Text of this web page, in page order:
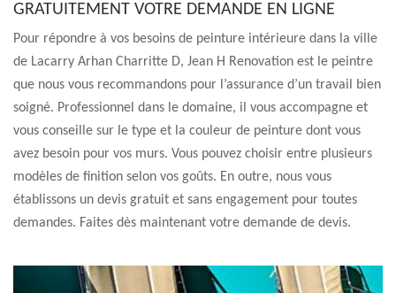
GRATUITEMENT VOTRE DEMANDE EN LIGNE
Pour répondre à vos besoins de peinture intérieure dans la ville
de Lacarry Arhan Charritte D, Jean H Renovation est le peintre
que nous vous recommandons pour l’assurance d’un travail bien
soigné. Professionnel dans le domaine, il vous accompagne et
vous conseille sur le type et la couleur de peinture dont vous
avez besoin pour vos murs. Vous pouvez choisir entre plusieurs
modèles de finition selon vos goûts. En outre, nous vous
établissons un devis gratuit et sans engagement pour toutes
demandes. Faites dès maintenant votre demande de devis.